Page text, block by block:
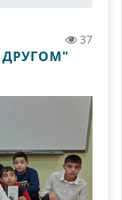
37
ДРУГОМ"